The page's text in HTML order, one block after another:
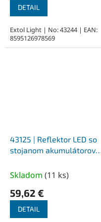
DETAIL
Extol Light | No: 43244 | EAN:
8595126978569
43125 | Reflektor LED so
stojanom akumulátorové
11,1V/4,4Ah Li-ion, IP65, 1,5
Skladom (11 ks)
59,62 €
DETAIL